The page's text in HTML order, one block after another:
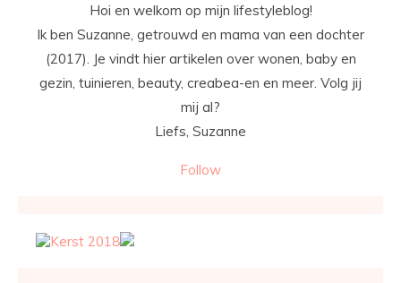
Hoi en welkom op mijn lifestyleblog!
Ik ben Suzanne, getrouwd en mama van een dochter
(2017). Je vindt hier artikelen over wonen, baby en
gezin, tuinieren, beauty, creabea-en en meer. Volg jij
mij al?
Liefs, Suzanne
Follow